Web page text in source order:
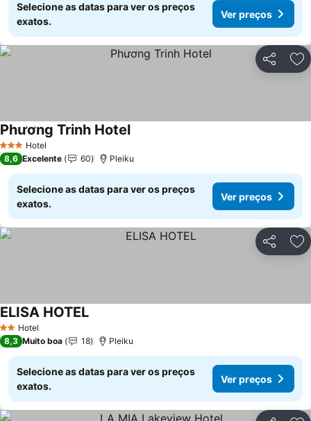
Selecione as datas para ver os preços
exatos.
Ver preços
Partilhar
3 EstrelasHotel
Phương Trinh Hotel
8,6 Excelente 60 Pleiku
Selecione as datas para ver os preços
exatos.
Ver preços
Partilhar
2 Estrelas
Hotel
ELISA HOTEL
8,3 Muito boa 18 Pleiku
Selecione as datas para ver os preços
exatos.
Ver preços